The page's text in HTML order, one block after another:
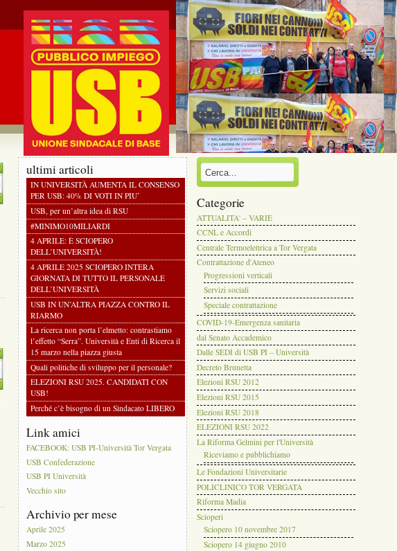
ultimi articoli
IN UNIVERSITÀ AUMENTA IL CONSENSO
PER USB: 40% DI VOTI IN PIU’
USB, per un’altra idea di RSU
#MINIMO10MILIARDI
4 APRILE: È SCIOPERO
DELL’UNIVERSITÀ!
4 APRILE 2025 SCIOPERO INTERA
GIORNATA DI TUTTO IL PERSONALE
DELL’UNIVERSITÀ
USB IN UN’ALTRA PIAZZA CONTRO IL
RIARMO
La ricerca non porta l’elmetto: contrastiamo
l’effetto “Serra”. Università e Enti di Ricerca il
15 marzo nella piazza giusta
Quali politiche di sviluppo per il personale?
ELEZIONI RSU 2025. CANDIDATI CON
USB!
Perché c’è bisogno di un Sindacato LIBERO
Link amici
FACEBOOK: USB PI-Università Tor Vergata
USB Confederazione
USB PI Università
Vecchio sito
Archivio per mese
Aprile 2025
Marzo 2025
Categorie
ATTUALITA' – VARIE
CCNL e Accordi
Centrale Termoelettrica a Tor Vergata
Contrattazione d'Ateneo
Progressioni verticali
Servizi sociali
Speciale contrattazione
COVID-19-Emergenza sanitaria
dal Senato Accademico
Dalle SEDI di USB PI – Università
Decreto Brunetta
Elezioni RSU 2012
Elezioni RSU 2015
Elezioni RSU 2018
ELEZIONI RSU 2022
La Riforma Gelmini per l'Università
Riceviamo e pubblichiamo
Le Fondazioni Universitarie
POLICLINICO TOR VERGATA
Riforma Madia
Scioperi
Sciopero 10 novembre 2017
Sciopero 14 giugno 2010